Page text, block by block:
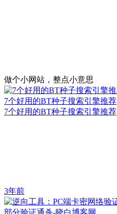
做个小网站，整点小意思
7个好用的BT种子搜索引擎推荐
7个好用的BT种子搜索引擎推荐
3年前